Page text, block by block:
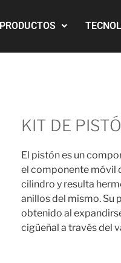
KIT DE
El pistón es un
el componente móvil
cilindro y resulta
anillos del mismo. Su
obtenido al
cigüeñal a través del